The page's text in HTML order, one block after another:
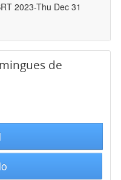
2023-Thu Dec 31
de